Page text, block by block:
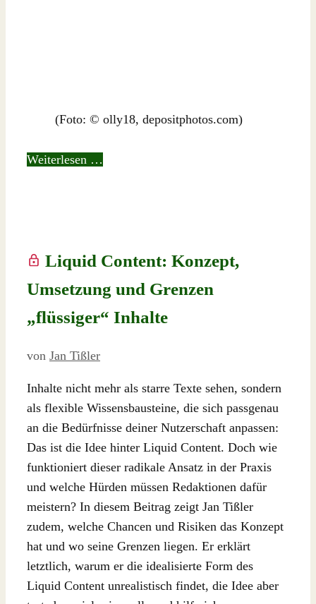
(Foto: © olly18, depositphotos.com)
Weiterlesen …
Liquid Content: Konzept,
Umsetzung und Grenzen
„flüssiger“ Inhalte
von Jan Tißler
Inhalte nicht mehr als starre Texte sehen, sondern
als flexible Wissensbausteine, die sich passgenau
an die Bedürfnisse deiner Nutzerschaft anpassen:
Das ist die Idee hinter Liquid Content. Doch wie
funktioniert dieser radikale Ansatz in der Praxis
und welche Hürden müssen Redaktionen dafür
meistern? In diesem Beitrag zeigt Jan Tißler
zudem, welche Chancen und Risiken das Konzept
hat und wo seine Grenzen liegen. Er erklärt
letztlich, warum er die idealisierte Form des
Liquid Content unrealistisch findet, die Idee aber